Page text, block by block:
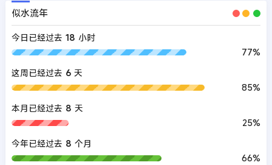
似水流年
今日已经过去 18 小时
77%
这周已经过去 6 天
85%
本月已经过去 8 天
25%
今年已经过去 8 个月
66%